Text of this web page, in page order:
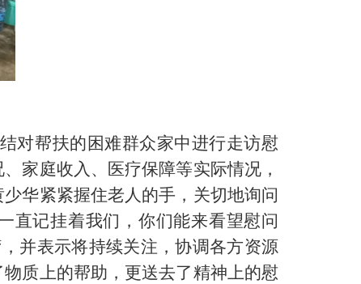
对帮扶的困难群众家中进行走访慰
家庭收入、医疗保障等实际情况，
华紧紧握住老人的手，关切地询问
直记挂着我们，你们能来看望慰问
并表示将持续关注，协调各方资源
质上的帮助，更送去了精神上的慰